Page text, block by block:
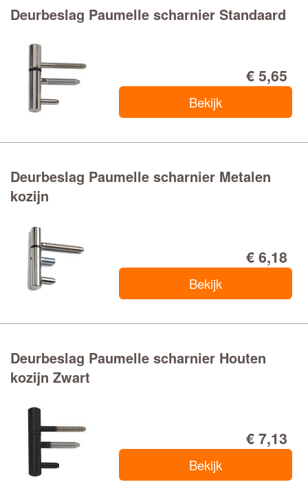
Deurbeslag Paumelle scharnier Standaard
€ 5,65
Bekijk
Deurbeslag Paumelle scharnier Metalen
kozijn
€ 6,18
Bekijk
Deurbeslag Paumelle scharnier Houten
kozijn Zwart
€ 7,13
Bekijk